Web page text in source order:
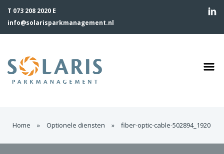
T 073 208 2020 E
info@solarisparkmanagement.nl
Home » Optionele diensten » fiber-optic-cable-502894_1920